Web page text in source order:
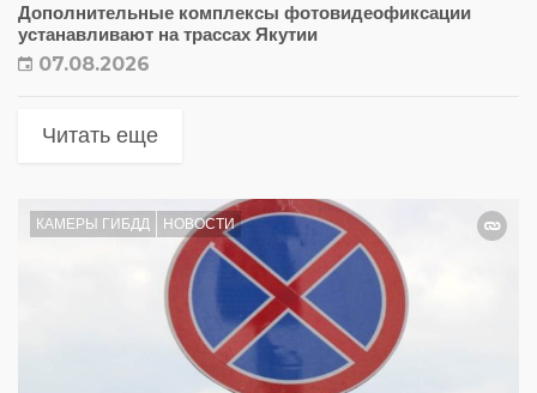
Дополнительные комплексы фотовидеофиксации
устанавливают на трассах Якутии
07.08.2026
Читать еще
КАМЕРЫ ГИБДД НОВОСТИ